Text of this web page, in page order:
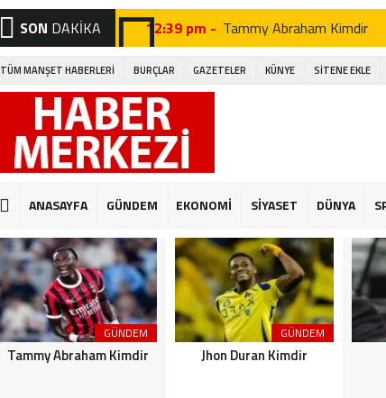
SON DAKİKA 12:39 pm - Tammy Abraham Kimdir
12:27 pm - Jhon Duran Kimdir
12:46 pm -
12:19 pm -
12:09 pm -
12:41 pm - Güneş Kremi Tercihi
12:32 pm - Kene Yapışırsa Ne
12:04 pm - En Ucuz Tatil
TÜM MANŞET HABERLERİ BURÇLAR GAZETELER KÜNYE SİTENE EKLE
ANASAYFA GÜNDEM EKONOMİ SİYASET DÜNYA
GÜNDEM
Tammy Abraham Kimdir
GÜNDEM
Jhon Duran Kimdir